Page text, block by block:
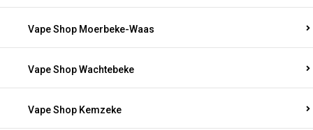
Vape Shop Moerbeke-Waas
Vape Shop Wachtebeke
Vape Shop Kemzeke